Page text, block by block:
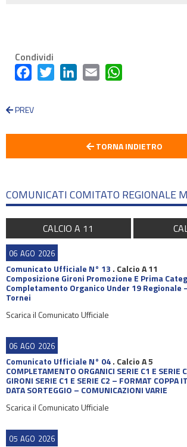
Condividi
FacebookTwitter LinkedInEmail
PREV
TORNA INDIETRO
COMUNICATI COMITATO REGIONALE
CALCIO A 11
06 AGO 2026
Comunicato Ufficiale N° 13 . Calcio A 11
Composizione Gironi Promozione E Prima
Completamento Organico Under 19 Regionale
Tornei
Scarica il Comunicato Ufficiale
06 AGO 2026
Comunicato Ufficiale N° 04. Calcio A 5
COMPLETAMENTO ORGANICI SERIE C1 E SERIE
GIRONI SERIE C1 E SERIE C2 – FORMAT COPPA
DATA SORTEGGIO – COMUNICAZIONI VARIE
Scarica il Comunicato Ufficiale
05 AGO 2026